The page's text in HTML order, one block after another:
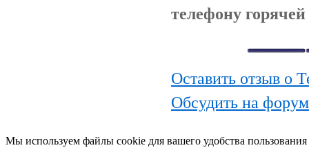
телефону
Оставить отзыв о
Обсудить на
Мы используем файлы cookie для вашего удобства